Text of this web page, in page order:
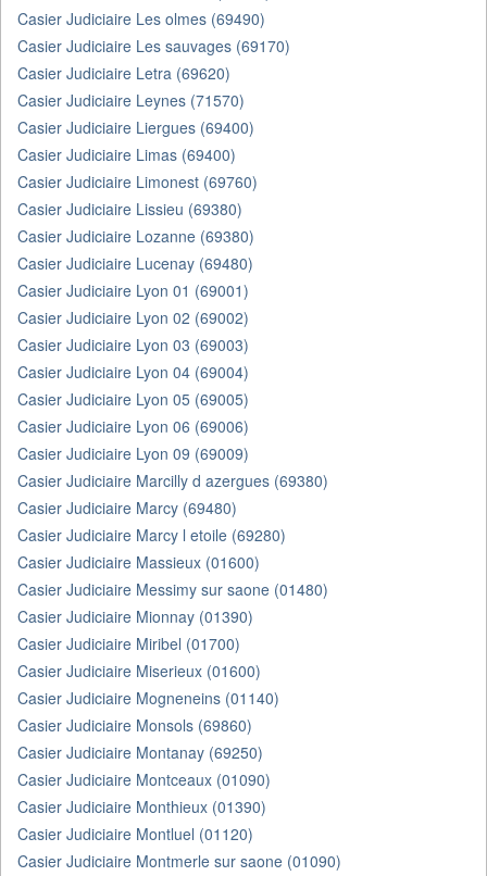
Casier Judiciaire Les olmes (69490)
Casier Judiciaire Les sauvages (69170)
Casier Judiciaire Letra (69620)
Casier Judiciaire Leynes (71570)
Casier Judiciaire Liergues (69400)
Casier Judiciaire Limas (69400)
Casier Judiciaire Limonest (69760)
Casier Judiciaire Lissieu (69380)
Casier Judiciaire Lozanne (69380)
Casier Judiciaire Lucenay (69480)
Casier Judiciaire Lyon 01 (69001)
Casier Judiciaire Lyon 02 (69002)
Casier Judiciaire Lyon 03 (69003)
Casier Judiciaire Lyon 04 (69004)
Casier Judiciaire Lyon 05 (69005)
Casier Judiciaire Lyon 06 (69006)
Casier Judiciaire Lyon 09 (69009)
Casier Judiciaire Marcilly d azergues (69380)
Casier Judiciaire Marcy (69480)
Casier Judiciaire Marcy l etoile (69280)
Casier Judiciaire Massieux (01600)
Casier Judiciaire Messimy sur saone (01480)
Casier Judiciaire Mionnay (01390)
Casier Judiciaire Miribel (01700)
Casier Judiciaire Miserieux (01600)
Casier Judiciaire Mogneneins (01140)
Casier Judiciaire Monsols (69860)
Casier Judiciaire Montanay (69250)
Casier Judiciaire Montceaux (01090)
Casier Judiciaire Monthieux (01390)
Casier Judiciaire Montluel (01120)
Casier Judiciaire Montmerle sur saone (01090)